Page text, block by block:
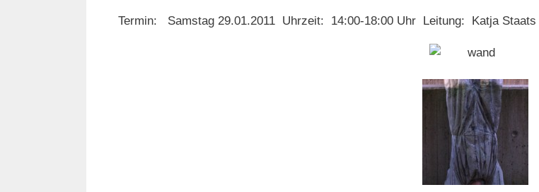
Termin: Samstag 29.01.2011 Uhrzeit: 14:00-18:00 Uhr Leitung: Katja